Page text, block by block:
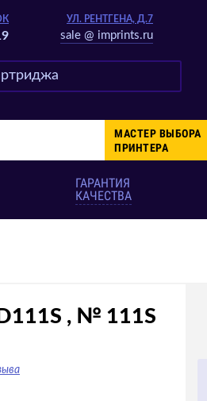
УЛ. РЕНТГЕНА, Д.7
sale @ imprints.ru
МАСТЕР ВЫБОРА
ПРИНТЕРА
ГАРАНТИЯ
КАЧЕСТВА
, № 111S